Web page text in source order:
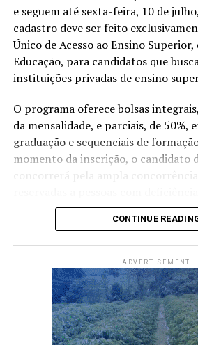
Compartilhe isso:
LinkedIn Telegram
e seguem até sexta-feira, 10 de
cadastro deve ser feito
Único de Acesso ao Ensino
Educação, para candidatos que
instituições privadas de ensino
O programa oferece bolsas
da mensalidade, e parciais, de 50%,
graduação e sequenciais de
momento da inscrição, o candidato
concorrerá pela ampla concorrência
indígenas, pretos ou pardos.
médio, ter feito o Exame Nacional
2024 ou 2025, alcançar média
nas cinco provas e não ter zerado a
que fizeram o Enem como treineiros
inscrever.
CONTINUE
ADVERTISEMENT